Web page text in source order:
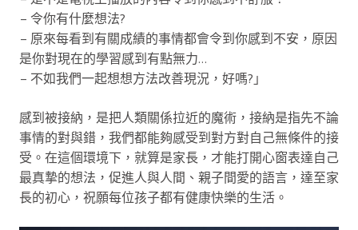
– 令你有什麼想法?
– 原來每看到有關成績的事情都會令到你感到不安，原因
是你對現在的學習感到有點無力…
– 不如我們一起想想方法改善現況，好嗎?」
感到被接納，是把人類關係拉近的魔術，接納是指先不論
事情的對與錯，我們都能夠感受到對方對自己無條件的接
受。在這個環境下，就算是家長，才能打開心窗表達自己
最真摯的想法，促進人與人間、親子間愛的語言，達至家
長的初心，祝願每位孩子都有健康快樂的生活。